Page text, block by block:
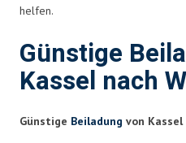
helfen.
Günstige
Kassel nach
Günstige Beiladung von